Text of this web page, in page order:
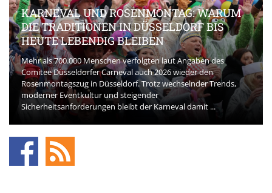
KARNEVAL UND ROSENMONTAG: WARUM
DIE TRADITIONEN IN DÜSSELDORF BIS
HEUTE LEBENDIG BLEIBEN
Mehr als 700.000 Menschen verfolgten laut Angaben des
Comitee Düsseldorfer Carneval auch 2026 wieder den
Rosenmontagszug in Düsseldorf. Trotz wechselnder Trends,
moderner Eventkultur und steigender
Sicherheitsanforderungen bleibt der Karneval damit ...